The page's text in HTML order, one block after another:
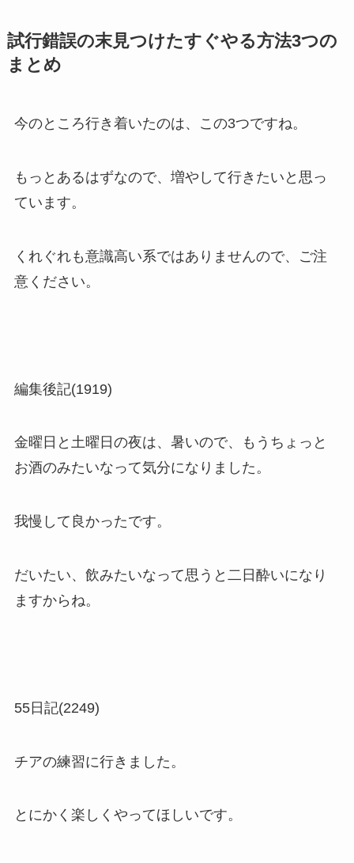
試行錯誤の末見つけたすぐやる方法3つの
まとめ
今のところ行き着いたのは、この3つですね。
もっとあるはずなので、増やして行きたいと思っ
ています。
くれぐれも意識高い系ではありませんので、ご注
意ください。
編集後記(1919)
金曜日と土曜日の夜は、暑いので、もうちょっと
お酒のみたいなって気分になりました。
我慢して良かったです。
だいたい、飲みたいなって思うと二日酔いになり
ますからね。
55日記(2249)
チアの練習に行きました。
とにかく楽しくやってほしいです。